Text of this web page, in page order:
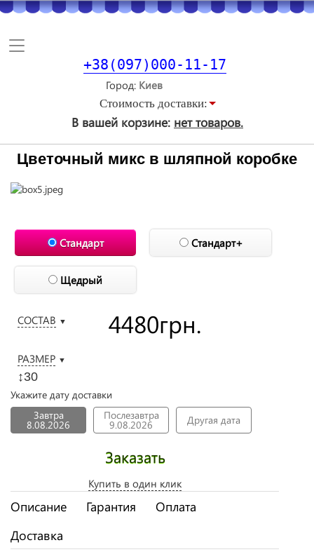
Toggle
+38(097)000-11-17
Город
Стоимость доставки:
В вашей корзине: нет товаров.
Цветочный микс в шляпной коробке
Стандарт Стандарт+
Щедрый
СОСТАВ ▼
РАЗМЕР ▼
↕30
4480грн.
Укажите дату доставки
Завтра
8.08.2026
Послезавтра
9.08.2026 Другая дата
Заказать
Купить в один клик
Описание Гарантия
Оплата
Доставка